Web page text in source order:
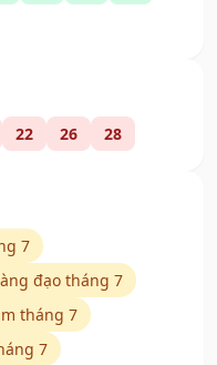
22 26 28
7
đạo tháng 7
tháng 7
7